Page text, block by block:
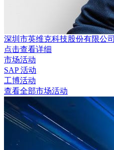
深圳市英维克科技股份有限公司
点击查看详细
市场活动
SAP 活动
工博活动
查看全部市场活动